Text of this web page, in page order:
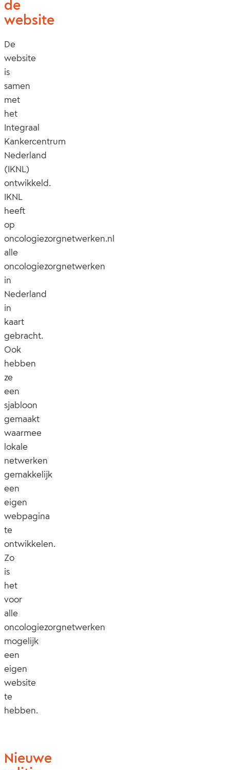
de
website
De
website
is
samen
met
het
Integraal
Kankercentrum
Nederland
(IKNL)
ontwikkeld.
IKNL
heeft
op
oncologiezorgnetwerken.nl
alle
oncologiezorgnetwerken
in
Nederland
in
kaart
gebracht.
Ook
hebben
ze
een
sjabloon
gemaakt
waarmee
lokale
netwerken
gemakkelijk
een
eigen
webpagina
te
ontwikkelen.
Zo
is
het
voor
alle
oncologiezorgnetwerken
mogelijk
een
eigen
website
te
hebben.
Nieuwe